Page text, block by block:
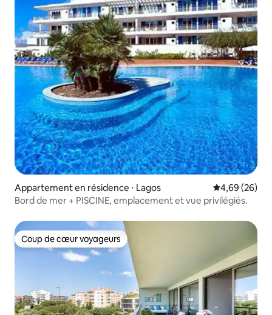
Appartement en résidence ⋅ Lagos Évaluation
4,69 (26)
Bord de mer + PISCINE, emplacement et vue privilégiés.
Coup de cœur voyageurs
Coup de cœur voyageurs